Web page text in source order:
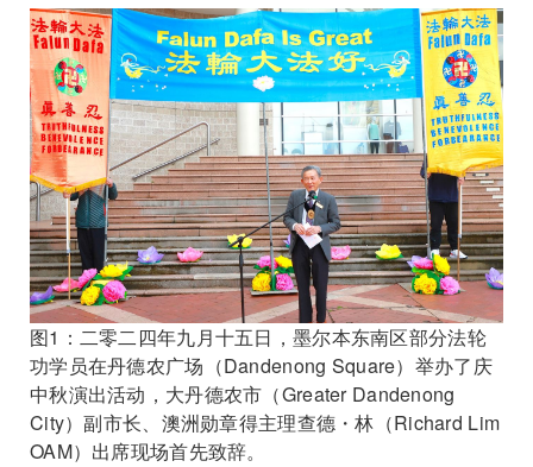
图1：二零二四年九月十五日，墨尔本东南区部分法轮
功学员在丹德农广场（Dandenong Square）举办了庆
中秋演出活动，大丹德农市（Greater Dandenong
City）副市长、澳洲勋章得主理查德・林（Richard Lim
OAM）出席现场首先致辞。